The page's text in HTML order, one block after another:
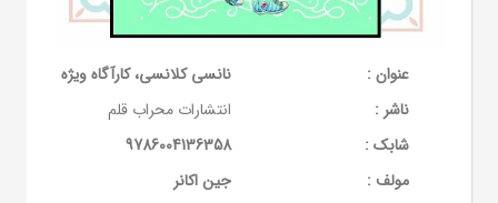
عنوان :
نانسی کلانسی، کارآگاه ویژه
ناشر :
انتشارات محراب قلم
شابک :
9786004136358
مولف :
جین اکانر